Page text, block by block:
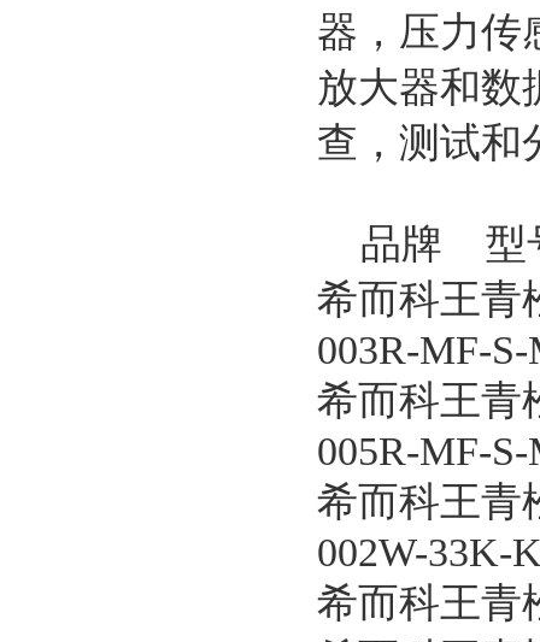
器，压力传
放大器和数
查，测试和
品牌 型
希而科王
003R-MF-
希而科王
005R-MF-
希而科王
002W-33K-
希而科王